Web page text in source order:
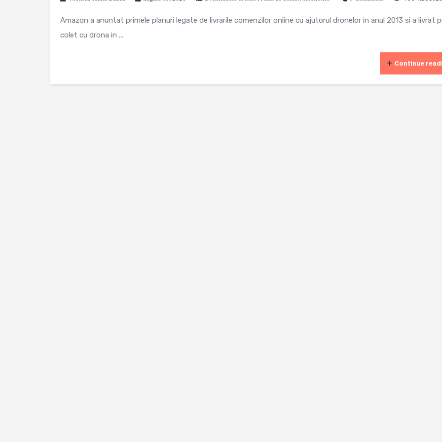
Amazon a anuntat primele planuri legate de livrarile comenzilor online cu ajutorul dronelor in anul 2013 si a livrat
colet cu drona in ...
Continue